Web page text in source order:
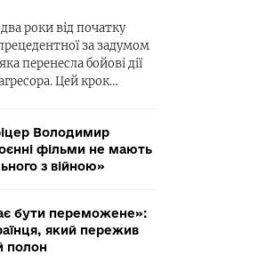
роки від початку
за задумом
перенесла бойові дії
Цей крок…
Володимир
фільми не мають
з війною»
бути переможене»:
який пережив
полон